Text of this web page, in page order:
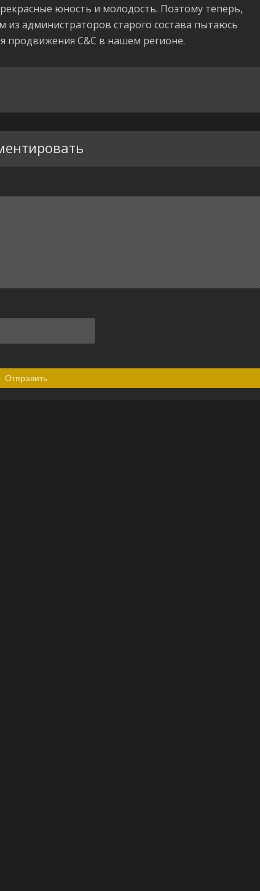
юность и молодость. Поэтому теперь,
из администраторов старого состава пытаюсь
продвижения C&C в нашем регионе.